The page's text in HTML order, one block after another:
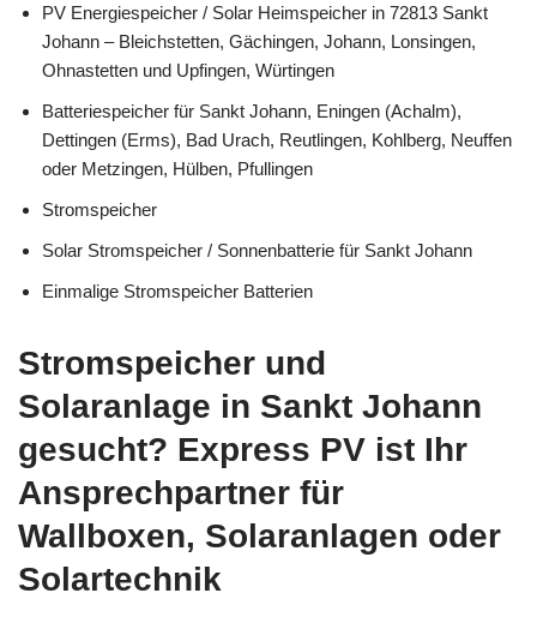
PV Energiespeicher / Solar Heimspeicher in 72813 Sankt
Johann – Bleichstetten, Gächingen, Johann, Lonsingen,
Ohnastetten und Upfingen, Würtingen
Batteriespeicher für Sankt Johann, Eningen (Achalm),
Dettingen (Erms), Bad Urach, Reutlingen, Kohlberg, Neuffen
oder Metzingen, Hülben, Pfullingen
Stromspeicher
Solar Stromspeicher / Sonnenbatterie für Sankt Johann
Einmalige Stromspeicher Batterien
Stromspeicher und
Solaranlage in Sankt Johann
gesucht? Express PV ist Ihr
Ansprechpartner für
Wallboxen, Solaranlagen oder
Solartechnik